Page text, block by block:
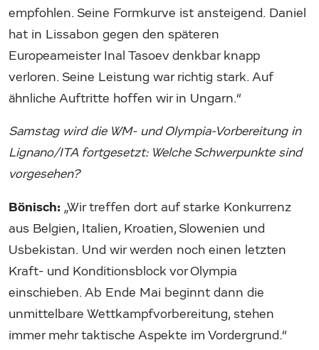
empfohlen. Seine Formkurve ist ansteigend. Daniel
hat in Lissabon gegen den späteren
Europeameister Inal Tasoev denkbar knapp
verloren. Seine Leistung war richtig stark. Auf
ähnliche Auftritte hoffen wir in Ungarn.“
Samstag wird die WM- und Olympia-Vorbereitung in
Lignano/ITA fortgesetzt: Welche Schwerpunkte sind
vorgesehen?
Bönisch: „Wir treffen dort auf starke Konkurrenz
aus Belgien, Italien, Kroatien, Slowenien und
Usbekistan. Und wir werden noch einen letzten
Kraft- und Konditionsblock vor Olympia
einschieben. Ab Ende Mai beginnt dann die
unmittelbare Wettkampfvorbereitung, stehen
immer mehr taktische Aspekte im Vordergrund.“